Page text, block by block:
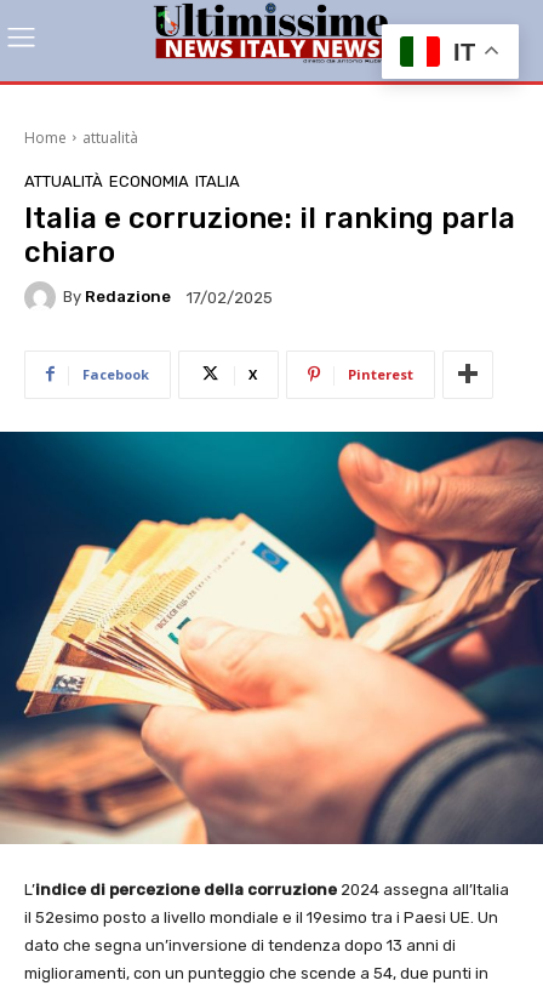
Home attualità
ATTUALITÀ ECONOMIA ITALIA
Italia e corruzione: il ranking parla
chiaro
By Redazione 17/02/2025
Facebook X Pinterest
L’indice di percezione della corruzione 2024 assegna all’Italia
il 52esimo posto a livello mondiale e il 19esimo tra i Paesi UE. Un
dato che segna un’inversione di tendenza dopo 13 anni di
miglioramenti, con un punteggio che scende a 54, due punti in
IT